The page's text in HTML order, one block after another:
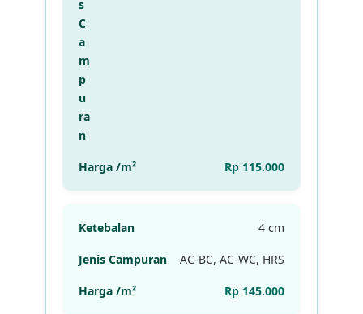
Rp 115.000
4 cm
AC-BC, AC-WC, HRS
Rp 145.000